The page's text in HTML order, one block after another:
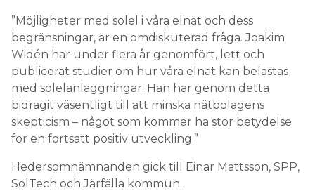
”Möjligheter med solel i våra elnät och dess
begränsningar, är en omdiskuterad fråga. Joakim
Widén har under flera år genomfört, lett och
publicerat studier om hur våra elnät kan belastas
med solelanläggningar. Han har genom detta
bidragit väsentligt till att minska nätbolagens
skepticism – något som kommer ha stor betydelse
för en fortsatt positiv utveckling.”
Hedersomnämnanden gick till Einar Mattsson, SPP,
SolTech och Järfälla kommun.